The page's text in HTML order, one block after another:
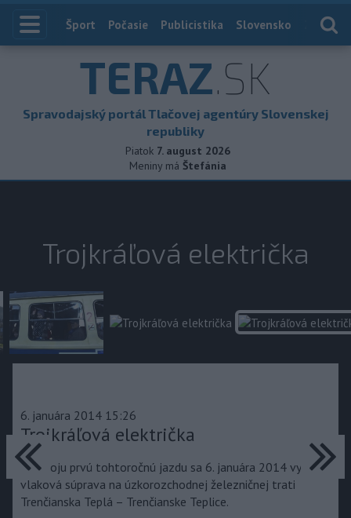
Index
Šport Počasie Publicistika Slovensko
TERAZ.SK
Spravodajský portál Tlačovej agentúry Slovenskej
republiky
Piatok 7. august 2026
Meniny má Štefánia
Trojkráľová električka
6. januára 2014 15:26
Trojkráľová električka
Na svoju prvú tohtoročnú jazdu sa 6. januára 2014 vydala
vlaková súprava na úzkorozchodnej železničnej trati
Trenčianska Teplá – Trenčianske Teplice.
predchádzajúce